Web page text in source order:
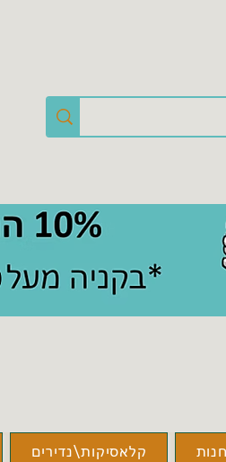
קלאסיקות\נדירים